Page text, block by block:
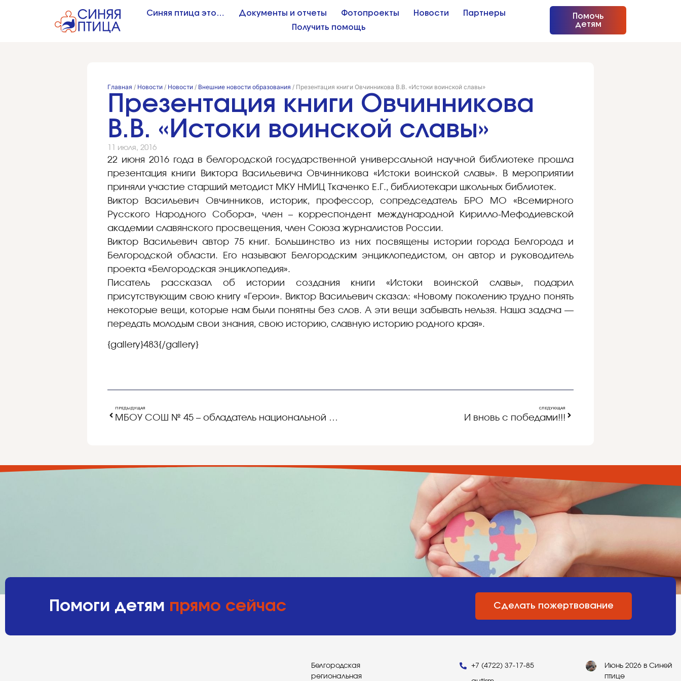
Синяя птица это… Документы и отчеты Фотопроекты Новости
Партнеры
Получить помощь
Помочь
детям
Главная / Новости / Новости / Внешние новости образования / Презентация книги Овчинникова В.В. «Истоки воинской славы»
Презентация книги Овчинникова
В.В. «Истоки воинской славы»
11 июля, 2016
22 июня 2016 года в белгородской государственной универсальной научной библиотеке прошла
презентация книги Виктора Васильевича Овчинникова «Истоки воинской славы». В мероприятии
приняли участие старший методист МКУ НМИЦ Ткаченко Е.Г., библиотекари школьных библиотек.
Виктор Васильевич Овчинников, историк, профессор, сопредседатель БРО МО «Всемирного
Русского Народного Собора», член – корреспондент международной Кирилло-Мефодиевской
академии славянского просвещения, член Союза журналистов России.
Виктор Васильевич автор 75 книг. Большинство из них посвящены истории города Белгорода и
Белгородской области. Его называют Белгородским энциклопедистом, он автор и руководитель
проекта «Белгородская энциклопедия».
Писатель рассказал об истории создания книги «Истоки воинской славы», подарил
присутствующим свою книгу «Герои». Виктор Васильевич сказал: «Новому поколению трудно понять
некоторые вещи, которые нам были понятны без слов. А эти вещи забывать нельзя. Наша задача —
передать молодым свои знания, свою историю, славную историю родного края».
{gallery}483{/gallery}
ПРЕДЫДУЩАЯ
МБОУ СОШ № 45 – обладатель национальной премии «Элита российского образования»
СЛЕДУЮЩАЯ
И вновь с победами!!!
Помоги детям прямо сейчас Сделать пожертвование
Белгородская
региональная
+7 (4722) 37-17-85
Июнь 2026 в Синей
птице